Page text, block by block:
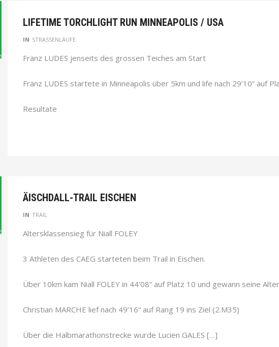
LIFETIME TORCHLIGHT RUN MINNEAPOLIS / USA
IN STRASSENLÄUFE
Fränz LUDES jenseits des grossen Teiches am Start
Fränz LUDES startete in Minneapolis über 5km und life nach 29’10“ auf
Resultate
ÄISCHDALL-TRAIL EISCHEN
IN TRAIL
Altersklassensieg für Niall FOLEY
3 Athleten des CAEG starteten beim Trail in Eischen.
Über 10km kam Niall FOLEY in 44’08“ auf Platz 10 und gewann seine
Christian MARCHE lief nach 49’16“ auf Rang 19 ins Ziel (2.M35)
Über die Halbmarathonstrecke wurde Lucien GALES […]